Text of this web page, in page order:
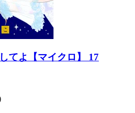
てよ【マイクロ】 17